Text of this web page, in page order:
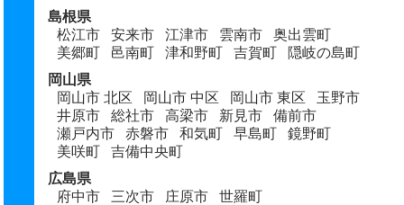
島根県
松江市
安来市 江津市 雲南市
奥出雲町
美郷町
邑南町 津和野町 吉賀町
隠岐の島町
岡山県
岡山市 北区
岡山市 中区 岡山市 東区
玉野市
井原市
総社市 高梁市 新見市
備前市
瀬戸内市
赤磐市 和気町 早島町
鏡野町
美咲町
吉備中央町
広島県
府中市
三次市 庄原市
世羅町